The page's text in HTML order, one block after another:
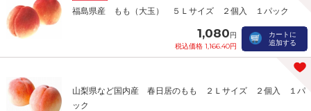
福島県産 もも（大玉） ５Ｌサイズ ２個入 １パック
1,080円
税込価格 1,166.40円
カートに
追加する
山梨県など国内産 春日居のもも ２Ｌサイズ ２個入 １パ
ック